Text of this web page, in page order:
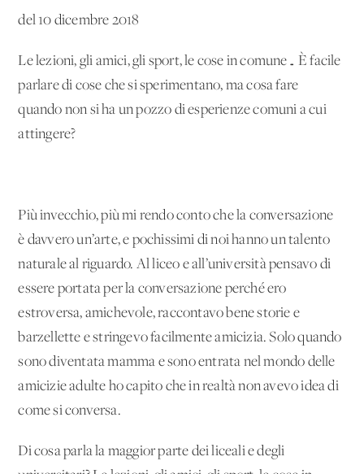
del 10 dicembre 2018
Le lezioni, gli amici, gli sport, le cose in comune… È facile
parlare di cose che si sperimentano, ma cosa fare
quando non si ha un pozzo di esperienze comuni a cui
attingere?
Più invecchio, più mi rendo conto che la conversazione
è davvero un’arte, e pochissimi di noi hanno un talento
naturale al riguardo. Al liceo e all’università pensavo di
essere portata per la conversazione perché ero
estroversa, amichevole, raccontavo bene storie e
barzellette e stringevo facilmente amicizia. Solo quando
sono diventata mamma e sono entrata nel mondo delle
amicizie adulte ho capito che in realtà non avevo idea di
come si conversa.
Di cosa parla la maggior parte dei liceali e degli